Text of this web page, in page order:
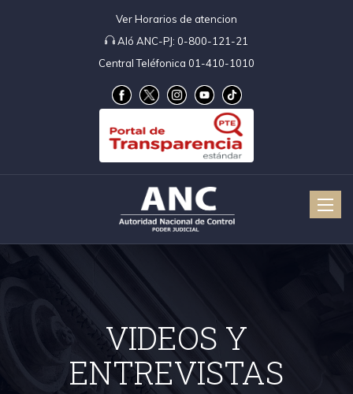
Ver Horarios de atencion
Aló ANC-PJ: 0-800-121-21
Central Teléfonica 01-410-1010
Toggle
VIDEOS Y
ENTREVISTAS